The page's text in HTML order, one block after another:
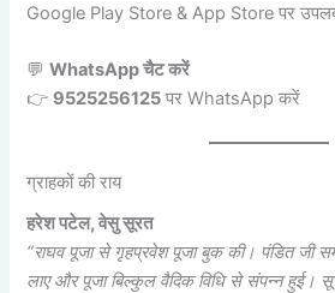
Google Play Store & App Store पर
💬WhatsApp चैट करें
👉 9525256125 पर WhatsApp करें
ग्राहकों की राय
हरेश पटेल, वेसु सूरत
“राघव पूजा से गृहप्रवेश पूजा बुक की। पंडित जी
लाए और पूजा बिल्कुल वैदिक विधि से संपन्न